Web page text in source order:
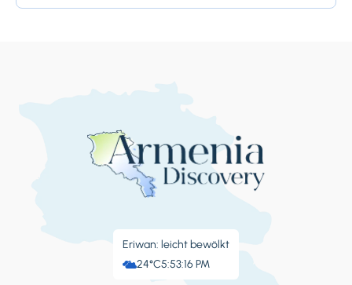
berühmt für seine...
Eriwan: leicht bewölkt
24°C5:53:17 PM